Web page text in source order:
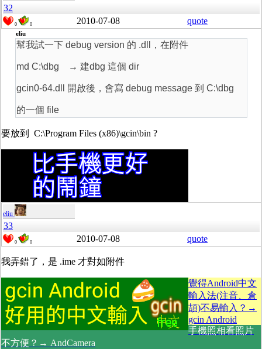
32
0 0 2010-07-08 quote
eliu
幫我試一下 debug version 的 .dll，在附件
md C:\dbg → 建dbg 這個 dir
gcin0-64.dll 開啟後，會寫 debug message 到 C:\dbg
的一個 file
要放到 C:\Program Files (x86)\gcin\bin ?
eliu
33
0 0 2010-07-08 quote
我弄錯了，是 .ime 才對如附件
覺得Android中文
輸入法(注音、倉
頡)不易輸入？→
gcin Android
手機照相看照片
不方便？→ AndCamera